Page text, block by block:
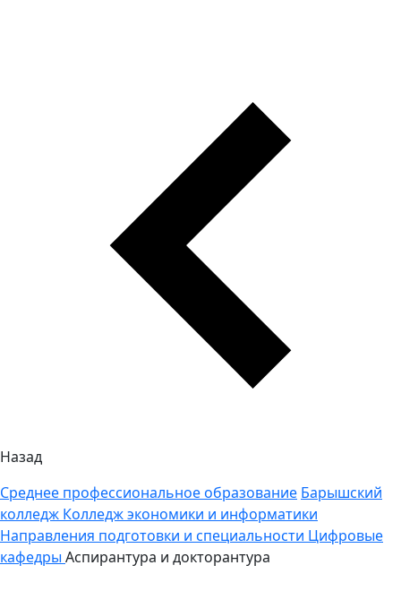
Назад
Среднее профессиональное образование Барышский
колледж Колледж экономики и информатики
Направления подготовки и специальности Цифровые
кафедры Аспирантура и докторантура